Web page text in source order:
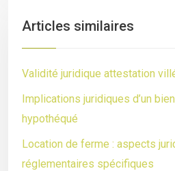
Articles similaires
Validité juridique attestation
Implications juridiques d’un
hypothéqué
Location de ferme : aspects
réglementaires spécifiques